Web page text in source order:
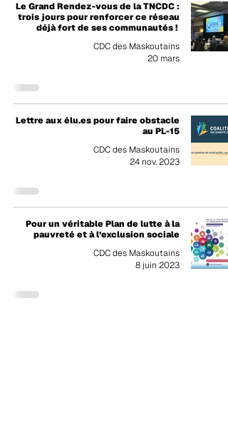
Le Grand Rendez-vous de la TNCDC :
trois jours pour renforcer ce réseau
déjà fort de ses communautés !
CDC des Maskoutains
20 mars
Lettre aux élu.es pour faire obstacle
au PL-15
CDC des Maskoutains
24 nov. 2023
Pour un véritable Plan de lutte à la
pauvreté et à l’exclusion sociale
CDC des Maskoutains
8 juin 2023